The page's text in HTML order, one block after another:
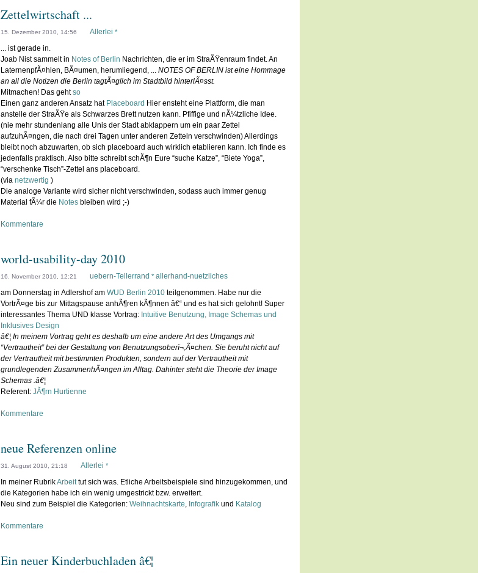
Zettelwirtschaft ...
15. Dezember 2010, 14:56 Allerlei *
... ist gerade in.
Joab Nist sammelt in Notes of Berlin Nachrichten, die er im StraÃŸenraum findet. An
LaternenpfÃ¤hlen, BÃ¤umen, herumliegend, ... NOTES OF BERLIN ist eine Hommage
an all die Notizen die Berlin tagtÃ¤glich im Stadtbild hinterlÃ¤sst.
Mitmachen! Das gehtso
Einen ganz anderen Ansatz hat Placeboard Hier ensteht eine Plattform, die man
anstelle der StraÃŸe als Schwarzes Brett nutzen kann. Pfiffige und nÃ¼tzliche Idee.
(nie mehr stundenlang alle Unis der Stadt abklappern um ein paar Zettel
aufzuhÃ¤ngen, die nach drei Tagen unter anderen Zetteln verschwinden) Allerdings
bleibt noch abzuwarten, ob sich placeboard auch wirklich etablieren kann. Ich finde es
jedenfalls praktisch. Also bitte schreibt schÃ¶n Eure “suche Katze”, “Biete Yoga”,
“verschenke Tisch”-Zettel ans placeboard.
(via netzwertig )
Die analoge Variante wird sicher nicht verschwinden, sodass auch immer genug
Material fÃ¼r die Notes bleiben wird ;-)
Kommentare
world-usability-day 2010
16. November 2010, 12:21 uebern-Tellerrand * allerhand-nuetzliches
am Donnerstag in Adlershof am WUD Berlin 2010 teilgenommen. Habe nur die
VortrÃ¤ge bis zur Mittagspause anhÃ¶ren kÃ¶nnen â€“ und es hat sich gelohnt! Super
interessantes Thema UND klasse Vortrag: Intuitive Benutzung, Image Schemas und
Inklusives Design
â€¦ In meinem Vortrag geht es deshalb um eine andere Art des Umgangs mit
“Vertrautheit” bei der Gestaltung von Benutzungsoberï¬‚Ã¤chen. Sie beruht nicht auf
der Vertrautheit mit bestimmten Produkten, sondern auf der Vertrautheit mit
grundlegenden ZusammenhÃ¤ngen im Alltag. Dahinter steht die Theorie der Image
Schemas .â€¦
Referent: JÃ¶rn Hurtienne
Kommentare
neue Referenzen online
31. August 2010, 21:18 Allerlei *
In meiner RubrikArbeittut sich was. Etliche Arbeitsbeispiele sind hinzugekommen, und
die Kategorien habe ich ein wenig umgestrickt bzw. erweitert.
Neu sind zum Beispiel die Kategorien: Weihnachtskarte, Infografik und Katalog
Kommentare
Ein neuer Kinderbuchladen â€¦